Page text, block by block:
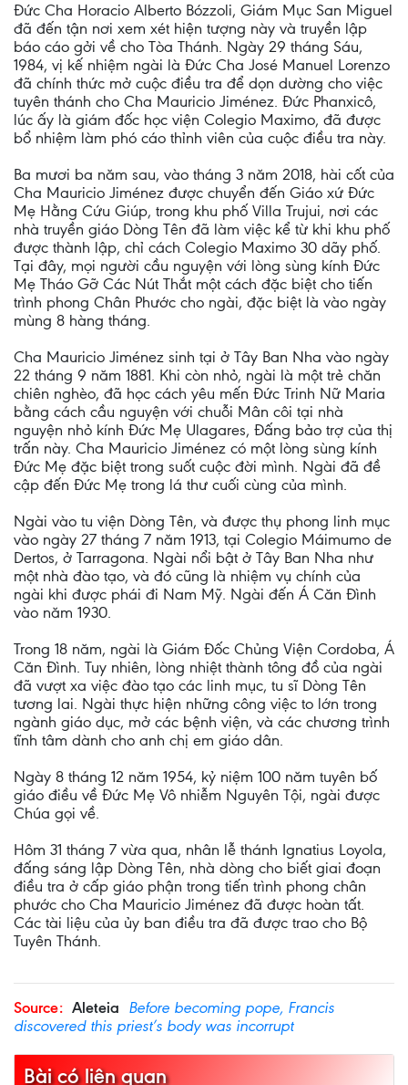
Đức Cha Horacio Alberto Bózzoli, Giám Mục San Miguel
đã đến tận nơi xem xét hiện tượng này và truyền lập
báo cáo gởi về cho Tòa Thánh. Ngày 29 tháng Sáu,
1984, vị kế nhiệm ngài là Đức Cha José Manuel Lorenzo
đã chính thức mở cuộc điều tra để dọn dường cho việc
tuyên thánh cho Cha Mauricio Jiménez. Đức Phanxicô,
lúc ấy là giám đốc học viện Colegio Maximo, đã được
bổ nhiệm làm phó cáo thỉnh viên của cuộc điều tra này.
Ba mươi ba năm sau, vào tháng 3 năm 2018, hài cốt của
Cha Mauricio Jiménez được chuyển đến Giáo xứ Đức
Mẹ Hằng Cứu Giúp, trong khu phố Villa Trujui, nơi các
nhà truyền giáo Dòng Tên đã làm việc kể từ khi khu phố
được thành lập, chỉ cách Colegio Maximo 30 dãy phố.
Tại đây, mọi người cầu nguyện với lòng sùng kính Đức
Mẹ Tháo Gỡ Các Nút Thắt một cách đặc biệt cho tiến
trình phong Chân Phước cho ngài, đặc biệt là vào ngày
mùng 8 hàng tháng.
Cha Mauricio Jiménez sinh tại ở Tây Ban Nha vào ngày
22 tháng 9 năm 1881. Khi còn nhỏ, ngài là một trẻ chăn
chiên nghèo, đã học cách yêu mến Đức Trinh Nữ Maria
bằng cách cầu nguyện với chuỗi Mân côi tại nhà
nguyện nhỏ kính Đức Mẹ Ulagares, Đấng bảo trợ của thị
trấn này. Cha Mauricio Jiménez có một lòng sùng kính
Đức Mẹ đặc biệt trong suốt cuộc đời mình. Ngài đã đề
cập đến Đức Mẹ trong lá thư cuối cùng của mình.
Ngài vào tu viện Dòng Tên, và được thụ phong linh mục
vào ngày 27 tháng 7 năm 1913, tại Colegio Máimumo de
Dertos, ở Tarragona. Ngài nổi bật ở Tây Ban Nha như
một nhà đào tạo, và đó cũng là nhiệm vụ chính của
ngài khi được phái đi Nam Mỹ. Ngài đến Á Căn Đình
vào năm 1930.
Trong 18 năm, ngài là Giám Đốc Chủng Viện Cordoba, Á
Căn Đình. Tuy nhiên, lòng nhiệt thành tông đồ của ngài
đã vượt xa việc đào tạo các linh mục, tu sĩ Dòng Tên
tương lai. Ngài thực hiện những công việc to lớn trong
ngành giáo dục, mở các bệnh viện, và các chương trình
tĩnh tâm dành cho anh chị em giáo dân.
Ngày 8 tháng 12 năm 1954, kỷ niệm 100 năm tuyên bố
giáo điều về Đức Mẹ Vô nhiễm Nguyên Tội, ngài được
Chúa gọi về.
Hôm 31 tháng 7 vừa qua, nhân lễ thánh Ignatius Loyola,
đấng sáng lập Dòng Tên, nhà dòng cho biết giai đoạn
điều tra ở cấp giáo phận trong tiến trình phong chân
phước cho Cha Mauricio Jiménez đã được hoàn tất.
Các tài liệu của ủy ban điều tra đã được trao cho Bộ
Tuyên Thánh.
Source: Aleteia Before becoming pope, Francis
discovered this priest’s body was incorrupt
Bài có liên quan